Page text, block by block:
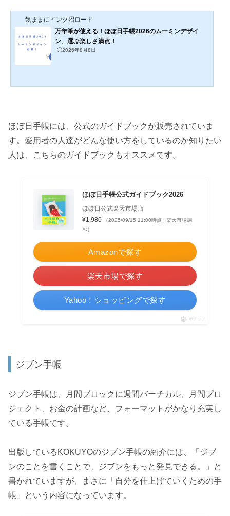
気ままにインク沼ロード
万年筆が使える！ほぼ日手帳2026のムーミンデザイ
ン、選ぶ楽しさ満点！
🕒️2026年8月8日
ほぼ日手帳には、公式のガイドブックが販売されていま
す。愛用者の人達がどんな使い方をしているのか知りたい
人は、こちらのガイドブックもオススメです。
ほぼ日手帳公式ガイドブック2026
ほぼ日公式楽天市場店
¥1,980
（2025/09/15 11:00時点 | 楽天市場調
べ）
Amazonで探す
楽天市場で探す
Yahoo！ショッピングで探す
ポチップ
ジブン手帳
ジブン手帳は、月間ブロックに週間バーチカル、月間プロ
ジェクト、お金の計画など、フォーマットがかなり充実し
ている手帳です。
出版しているKOKUYOのジブン手帳の紹介には、「ジブ
ンのことを書くことで、ジブンをもっと発見できる。」と
書かれていますが、まさに「自分を仕上げていくための手
帳」という内容になっています。